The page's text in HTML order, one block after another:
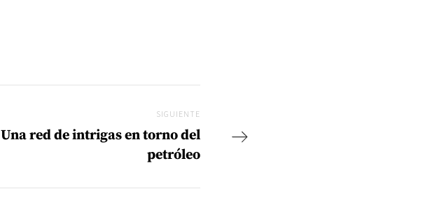
SIGUIENTE
Una red de intrigas en torno del
petróleo